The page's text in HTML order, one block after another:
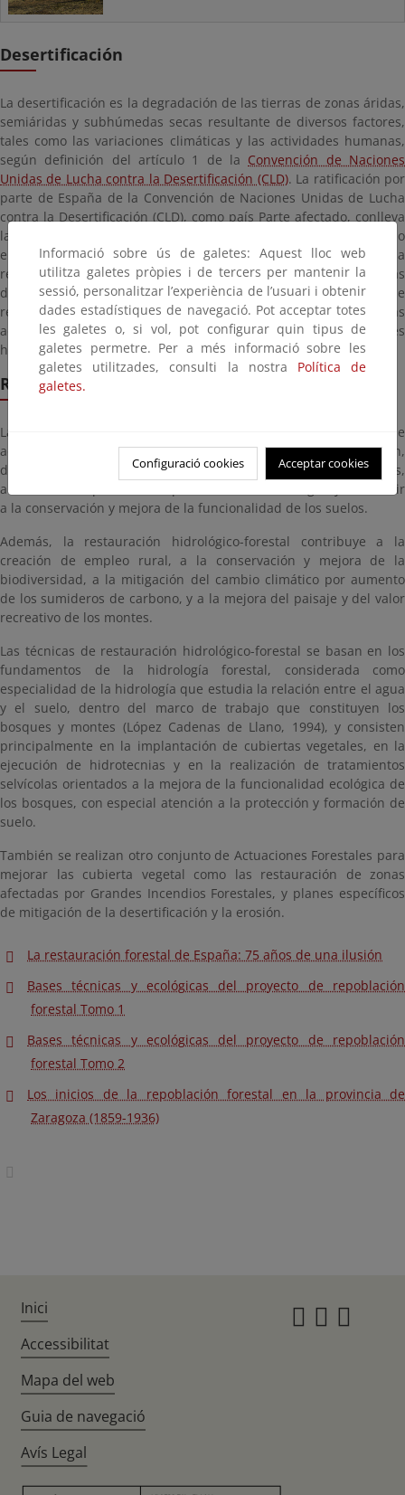
Desertificación
La desertificación es la degradación de las tierras de zonas áridas,
semiáridas y subhúmedas secas resultante de diversos factores,
tales como las variaciones climáticas y las actividades humanas,
según definición del artículo 1 de la Convención de Naciones
Unidas de Lucha contra la Desertificación (CLD). La ratificación por
parte de España de la Convención de Naciones Unidas de Lucha
contra la Desertificación (CLD), como país Parte afectado, conlleva
la preparación de un Programa de Acción Nacional como
elemento central para luchar contra la desertificación. España ha
realizado una ingente tarea de repoblación forestal de tierras
degradadas Se estima en 5 millones de hectáreas la superficie
repoblada en los 150 años transcurridos desde el inicio de las
actuaciones (un 10% del territorio nacional), el 75 % de las cuales
han tenido un objetivo eminentemente protector.
Restauración Forestal
La restauración hidrológico-forestal comprende el conjunto de
actuaciones necesarias para proteger el suelo frente a la erosión,
defender el territorio frente a la sequía y las inundaciones,
aumentar la capacidad de aprovisionamiento de agua y contribuir
a la conservación y mejora de la funcionalidad de los suelos.
Además, la restauración hidrológico-forestal contribuye a la
creación de empleo rural, a la conservación y mejora de la
biodiversidad, a la mitigación del cambio climático por aumento
de los sumideros de carbono, y a la mejora del paisaje y del valor
recreativo de los montes.
Las técnicas de restauración hidrológico-forestal se basan en los
fundamentos de la hidrología forestal, considerada como
especialidad de la hidrología que estudia la relación entre el agua
y el suelo, dentro del marco de trabajo que constituyen los
bosques y montes (López Cadenas de Llano, 1994), y consisten
principalmente en la implantación de cubiertas vegetales, en la
ejecución de hidrotecnias y en la realización de tratamientos
selvícolas orientados a la mejora de la funcionalidad ecológica de
los bosques, con especial atención a la protección y formación de
suelo.
También se realizan otro conjunto de Actuaciones Forestales para
mejorar las cubierta vegetal como las restauración de zonas
afectadas por Grandes Incendios Forestales, y planes específicos
de mitigación de la desertificación y la erosión.
La restauración forestal de España: 75 años de una ilusión
Bases técnicas y ecológicas del proyecto de repoblación
forestal Tomo 1
Bases técnicas y ecológicas del proyecto de repoblación
forestal Tomo 2
Los inicios de la repoblación forestal en la provincia de
Zaragoza (1859-1936)
Informació sobre ús de galetes: Aquest lloc web
utilitza galetes pròpies i de tercers per mantenir la
sessió, personalitzar l’experiència de l’usuari i obtenir
dades estadístiques de navegació. Pot acceptar totes
les galetes o, si vol, pot configurar quin tipus de
galetes permetre. Per a més informació sobre les
galetes utilitzades, consulti la nostra Política de
galetes.
Configuració cookies Acceptar cookies
Inici
Accessibilitat
Mapa del web
Guia de navegació
Avís Legal